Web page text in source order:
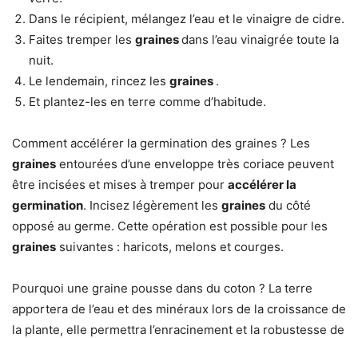
Dans le récipient, mélangez l’eau et le vinaigre de cidre.
Faites tremper les grainesdans l’eau vinaigrée toute la
nuit.
Le lendemain, rincez les graines .
Et plantez-les en terre comme d’habitude.
Comment accélérer la germination des graines ? Les
graines entourées d’une enveloppe très coriace peuvent
être incisées et mises à tremper pour accélérer la
germination. Incisez légèrement les graines du côté
opposé au germe. Cette opération est possible pour les
graines suivantes : haricots, melons et courges.
Pourquoi une graine pousse dans du coton ? La terre
apportera de l’eau et des minéraux lors de la croissance de
la plante, elle permettra l’enracinement et la robustesse de